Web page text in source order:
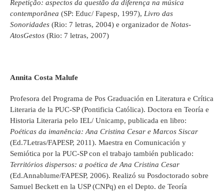
Repetição: aspectos da questão da diferença na música
contemporânea (SP: Educ/ Fapesp, 1997), Livro das
Sonoridades (Rio: 7 letras, 2004) e organizador de Notas-
AtosGestos (Rio: 7 letras, 2007)
Annita Costa Malufe
Profesora del Programa de Pos Graduación en Literatura e Crítica
Literaria de la PUC-SP (Pontificia Católica). Doctora en Teoría e
Historia Literaria pelo IEL/ Unicamp, publicada en libro:
Poéticas da imanência: Ana Cristina Cesar e Marcos Siscar
(Ed.7Letras/FAPESP, 2011). Maestra en Comunicación y
Semiótica por la PUC-SP con el trabajo también publicado:
Territórios dispersos: a poética de Ana Cristina Cesar
(Ed.Annablume/FAPESP, 2006). Realizó su Posdoctorado sobre
Samuel Beckett en la USP (CNPq) en el Depto. de Teoría